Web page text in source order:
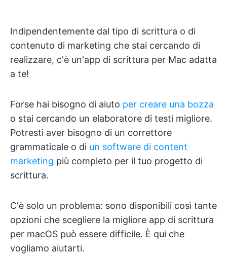
Indipendentemente dal tipo di scrittura o di
contenuto di marketing che stai cercando di
realizzare, c'è un'app di scrittura per Mac adatta
a te!
Forse hai bisogno di aiuto per creare una bozza
o stai cercando un elaboratore di testi migliore.
Potresti aver bisogno di un correttore
grammaticale o di un software di content
marketing più completo per il tuo progetto di
scrittura.
C'è solo un problema: sono disponibili così tante
opzioni che scegliere la migliore app di scrittura
per macOS può essere difficile. È qui che
vogliamo aiutarti.